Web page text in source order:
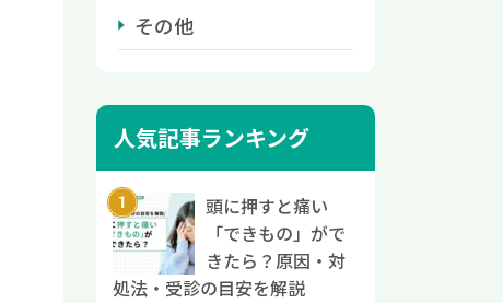
その他
人気記事ランキング
頭に押すと痛い
「できもの」がで
きたら？原因・対
処法・受診の目安を解説